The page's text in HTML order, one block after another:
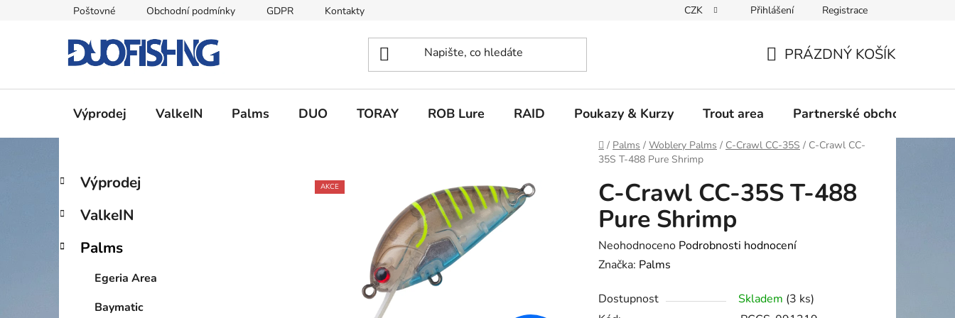
Poštovné Obchodní podmínky GDPR Kontakty CZK Přihlášení Registrace
KOŠÍK
PRÁZDNÝ KOŠÍK
Výprodej ValkeIN Palms DUO TORAY ROB Lure RAID Poukazy & Kurzy Trout area Partnerské obchody
Domů
/ Palms / Woblery Palms / C-Crawl CC-35S / C-Crawl CC-
35S T-488 Pure Shrimp
P
s
r
Přeskočit
kategorie
K
a
e
o
Výprodej
ValkeIN
Palms
Egeria Area
Baymatic
C-Crawl CC-35S T-488
Pure Shrimp
Průměrné
hodnocení
je
Neohodnoceno Podrobnosti hodnocení
Značka: Palms
Dostupnost Skladem (3 ks)
AKCE